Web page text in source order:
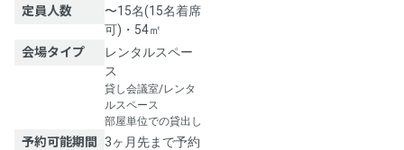
定員人数
〜15名(15名着席
可)・54㎡
会場タイプ
レンタルスペー
ス
貸し会議室/レンタ
ルスペース
部屋単位での貸出し
予約可能期間
3ヶ月先まで予約